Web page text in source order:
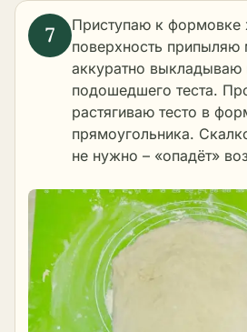
Приступаю к формовке
поверхность припыляю
аккуратно
подошедшего теста.
растягиваю тесто в
прямоугольника.
не нужно – «опадёт»